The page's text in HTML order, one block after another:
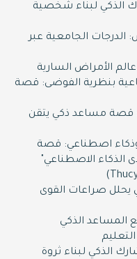
الذكي لبناء شخصية
الجامعية عبر
الأمراض السارية
بنظرية الفوضى: قصة
قصة مساعد ذكي يتقن
اصطناعي: قصة
الاصطناعي"
صراعات القوى
المساعد الذكي
الذكي لبناء ثروة